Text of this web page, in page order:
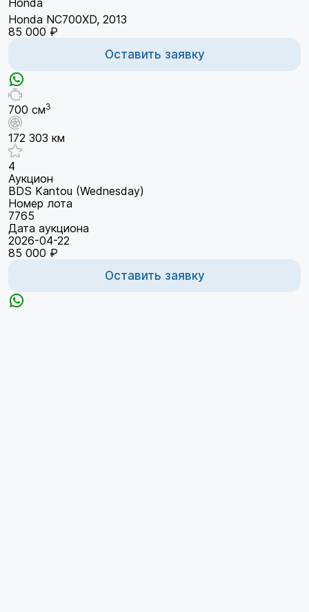
Honda NC700XD, 2013
85 000 ₽
Оставить заявку
700 см3
172 303 км
4
Аукцион
BDS Kantou (Wednesday)
Номер лота
7765
Дата аукциона
2026-04-22
85 000 ₽
Оставить заявку